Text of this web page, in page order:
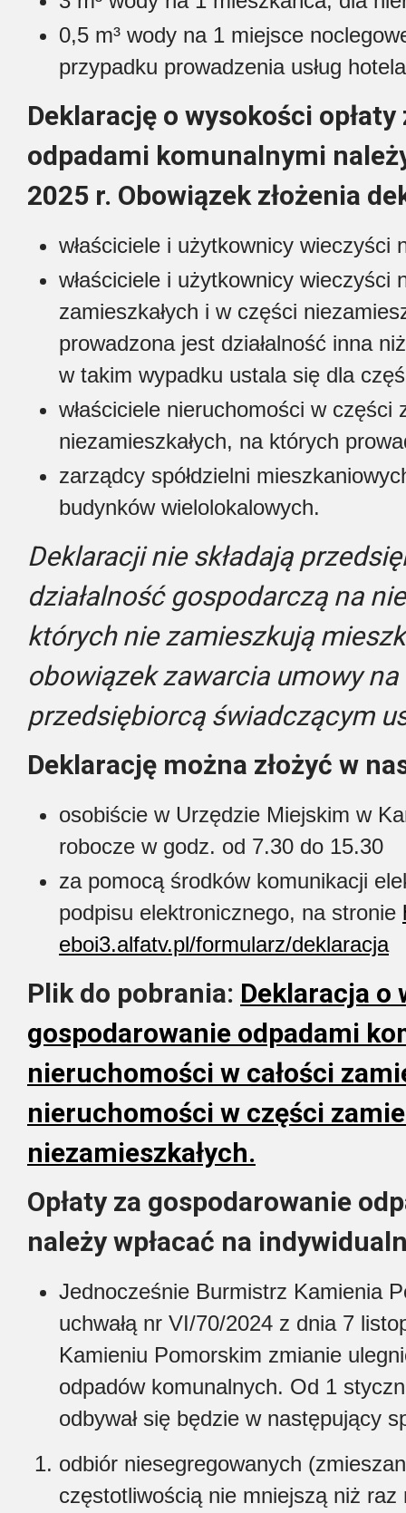
0,5 m³ wody na 1 miejsce
przypadku prowadzenia usług
Deklarację o wysokości
odpadami komunalnymi
2025 r. Obowiązek złożenia
właściciele i użytkownicy wieczyści
właściciele i użytkownicy wieczyści
zamieszkałych i w części
prowadzona jest działalność inna
w takim wypadku ustala się dla
właściciele nieruchomości w części
niezamieszkałych, na których
zarządcy spółdzielni
budynków wielolokalowych.
Deklaracji nie składają
działalność gospodarczą na
których nie zamieszkują
obowiązek zawarcia umowy
przedsiębiorcą świadczącym
Deklarację można złożyć w
osobiście w Urzędzie Miejskim w
robocze w godz. od 7.30 do 15.30
za pomocą środków komunikacji
podpisu elektronicznego, na stronie
eboi3.alfatv.pl/formularz/deklaracja
Plik do pobrania: Deklaracja o
gospodarowanie odpadami
nieruchomości w całości
nieruchomości w części
niezamieszkałych.
Opłaty za gospodarowanie
należy wpłacać na
Jednocześnie Burmistrz Kamienia
uchwałą nr VI/70/2024 z dnia 7
Kamieniu Pomorskim zmianie
odpadów komunalnych. Od 1
odbywał się będzie w następujący
odbiór niesegregowanych
częstotliwością nie mniejszą niż